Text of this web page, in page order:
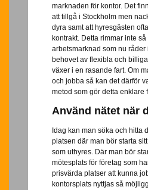
marknaden för kontor. Det
att tillgå i Stockholm men
dyra samt att hyresgästen
kontrakt. Detta rimmar inte
arbetsmarknad som nu
behovet av flexibla och
växer i en rasande fart. Om
och jobba så kan det därför
metod som gör detta enklare
Använd nätet när
Idag kan man söka och hitta
platsen där man bör starta
som uthyres. Där man bör
mötesplats för företag som
prisvärda platser att kunna
kontorsplats nyttjas så